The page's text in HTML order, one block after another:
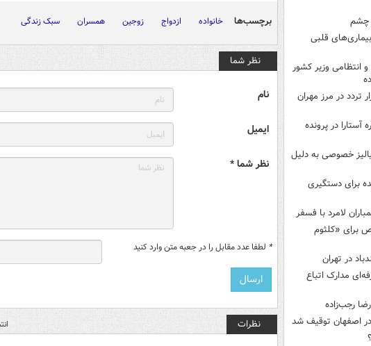
چشم
قلبی
انتظامی وزیر کشور
میلیون و ۹۲۰ هزار تردد در مرز مهران
در پرونده
خصوصی به دلیل
برای دستگیری
لامرد با فسفر
برای «کلثوم
در تهران
مدارک اتباع
رجب‌زاده
برچسب‌ها خانواده ازدواج زوجین همسران سبک زندگی
نظر شما
نام
ایمیل
نظر شما *
* لطفا عدد مقابل را در جعبه متن وارد کنید
نظرات